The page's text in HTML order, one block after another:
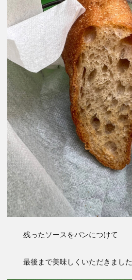
残ったソースをパンにつけて
最後まで美味しくいただきました